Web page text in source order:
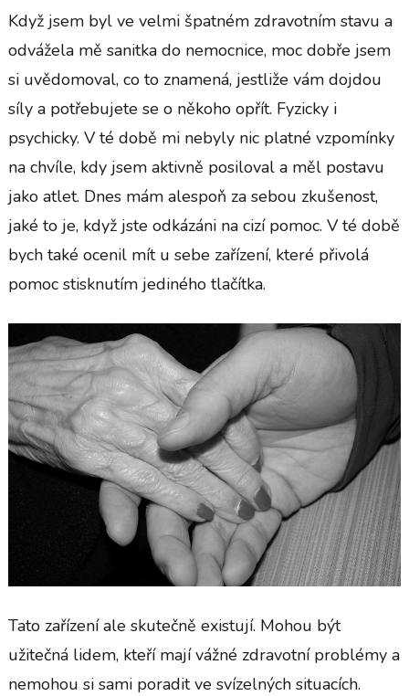
Když jsem byl ve velmi špatném zdravotním stavu a
odvážela mě sanitka do nemocnice, moc dobře jsem
si uvědomoval, co to znamená, jestliže vám dojdou
síly a potřebujete se o někoho opřít. Fyzicky i
psychicky. V té době mi nebyly nic platné vzpomínky
na chvíle, kdy jsem aktivně posiloval a měl postavu
jako atlet. Dnes mám alespoň za sebou zkušenost,
jaké to je, když jste odkázáni na cizí pomoc. V té době
bych také ocenil mít u sebe zařízení, které přivolá
pomoc stisknutím jediného tlačítka.
Tato zařízení ale skutečně existují. Mohou být
užitečná lidem, kteří mají vážné zdravotní problémy a
nemohou si sami poradit ve svízelných situacích.